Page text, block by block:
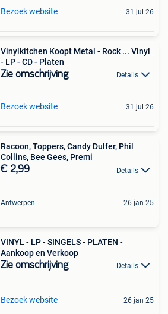
Bezoek website 31 jul 26
Vinylkitchen Koopt Metal - Rock ... Vinyl
- LP - CD - Platen
Zie omschrijving Details
Bezoek website 31 jul 26
Racoon, Toppers, Candy Dulfer, Phil
Collins, Bee Gees, Premi
€ 2,99 Details
Antwerpen 26 jan 25
VINYL - LP - SINGELS - PLATEN -
Aankoop en Verkoop
Zie omschrijving Details
Bezoek website 26 jan 25